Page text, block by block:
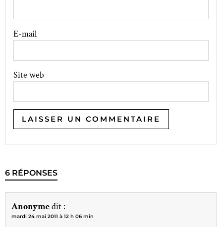
E-mail
Site web
6 RÉPONSES
Anonymedit :
mardi 24 mai 2011 à 12 h 06 min